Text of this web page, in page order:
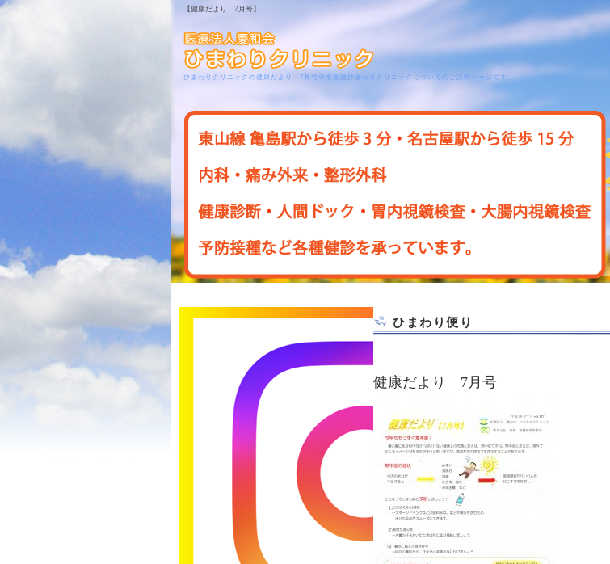
【健康だより 7月号】
ひまわりクリニックの健康だより 7月号＠名古屋ひまわりクリニックについてのご説明ページです
ひまわり便り
健康だより 7月号